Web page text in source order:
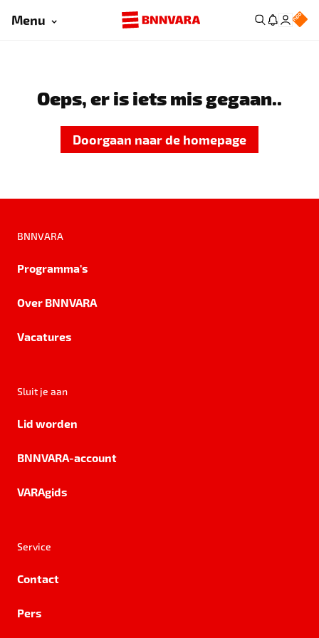
Menu
Oeps, er is iets mis gegaan..
Doorgaan naar de homepage
BNNVARA
Programma's
Over BNNVARA
Vacatures
Sluit je aan
Lid worden
BNNVARA-account
VARAgids
Service
Contact
Pers